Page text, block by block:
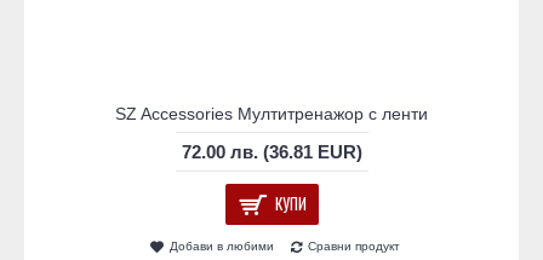
SZ Accessories Мултитренажор с ленти
72.00 лв. (36.81 EUR)
КУПИ
Добави в любими Сравни продукт